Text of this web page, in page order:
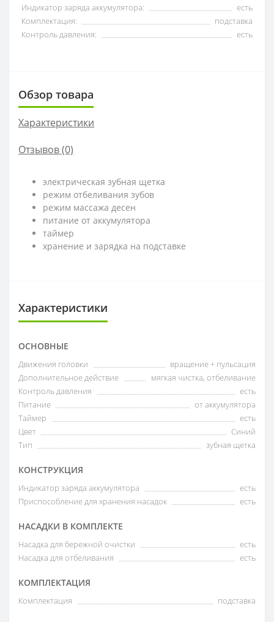
Индикатор заряда аккумулятора:
есть
Комплектация:
подставка
Контроль давления:
есть
Обзор товара
Характеристики
Отзывов (0)
электрическая зубная щетка
режим отбеливания зубов
режим массажа десен
питание от аккумулятора
таймер
хранение и зарядка на подставке
Характеристики
ОСНОВНЫЕ
Движения головки
вращение + пульсация
Дополнительное действие
мягкая чистка, отбеливание
Контроль давления
есть
Питание
от аккумулятора
Таймер
есть
Цвет
Синий
Тип
зубная щетка
КОНСТРУКЦИЯ
Индикатор заряда аккумулятора
есть
Приспособление для хранения насадок
есть
НАСАДКИ В КОМПЛЕКТЕ
Насадка для бережной очистки
есть
Насадка для отбеливания
есть
КОМПЛЕКТАЦИЯ
Комплектация подставка